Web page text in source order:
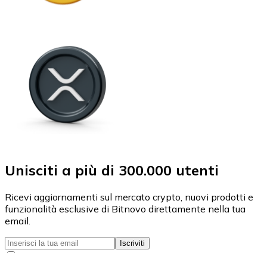
Unisciti a più di 300.000 utenti
Ricevi aggiornamenti sul mercato crypto, nuovi prodotti e
funzionalità esclusive di Bitnovo direttamente nella tua
email.
Iscriviti